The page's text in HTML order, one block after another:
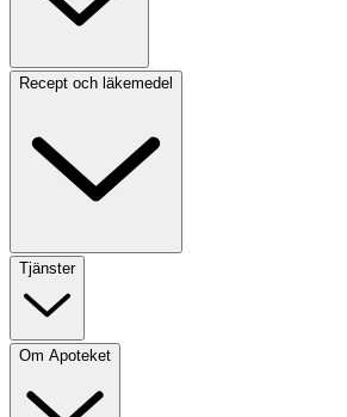
Recept och läkemedel
Tjänster
Om Apoteket